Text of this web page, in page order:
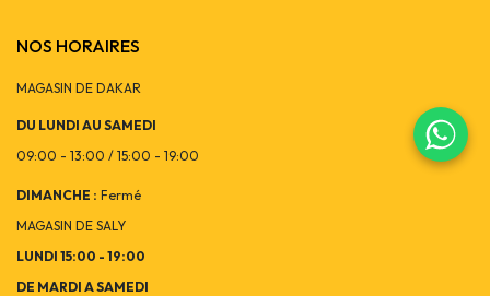
NOS HORAIRES
MAGASIN DE DAKAR
DU LUNDI AU SAMEDI
09:00 - 13:00 / 15:00 - 19:00
DIMANCHE : Fermé
MAGASIN DE SALY
LUNDI 15:00 - 19:00
DE MARDI A SAMEDI